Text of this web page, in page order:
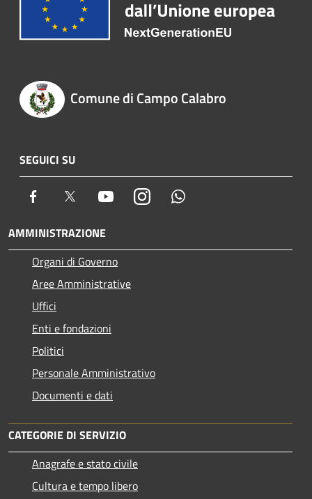
Comune di Campo Calabro
SEGUICI SU
Facebook Twitter YoutubeInstagram
AMMINISTRAZIONE
Organi di Governo
Aree Amministrative
Uffici
Enti e fondazioni
Politici
Personale Amministrativo
Documenti e dati
CATEGORIE DI SERVIZIO
Anagrafe e stato civile
Cultura e tempo libero